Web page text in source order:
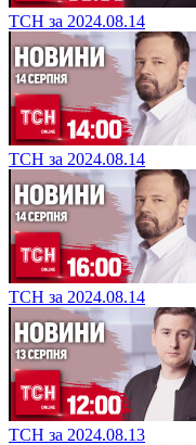
ТСН за 2024.08.14
ТСН за 2024.08.14
ТСН за 2024.08.14
ТСН за 2024.08.13